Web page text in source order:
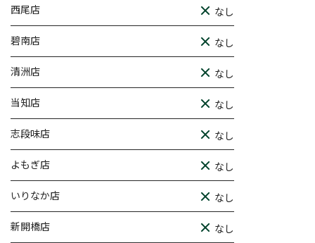
西尾店 なし
碧南店 なし
清洲店 なし
当知店 なし
志段味店 なし
よもぎ店 なし
いりなか店 なし
新開橋店 なし